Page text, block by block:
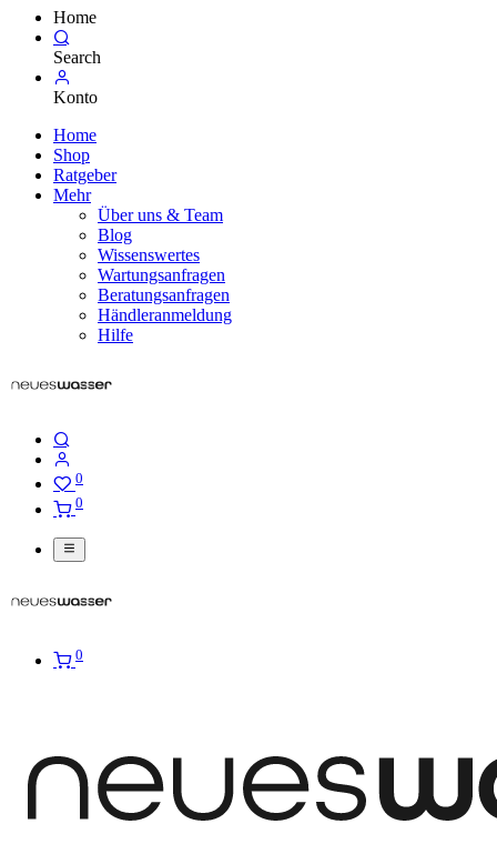
Home
Search
Konto
Home
Shop
Ratgeber
Mehr
Über uns & Team
Blog
Wissenswertes
Wartungsanfragen
Beratungsanfragen
Händleranmeldung
Hilfe
0
0
0